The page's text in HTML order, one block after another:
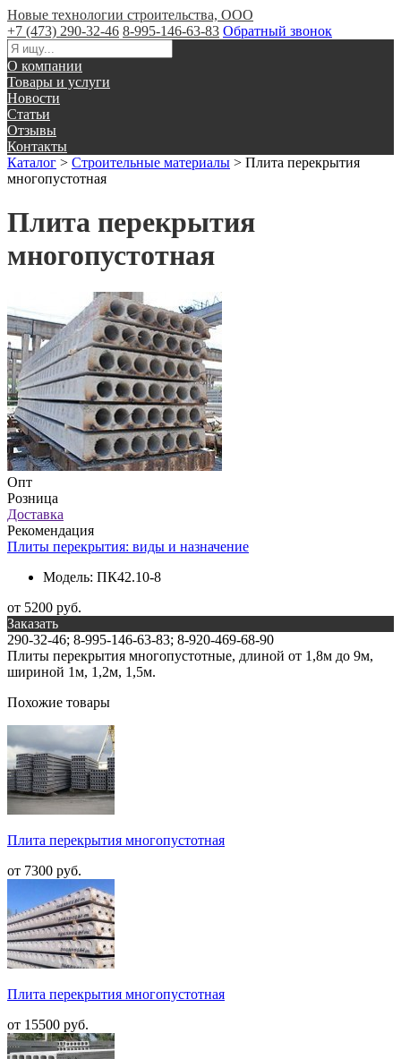
Новые технологии строительства, ООО
+7 (473) 290-32-46 8-995-146-63-83 Обратный звонок
О компании
Товары и услуги
Новости
Статьи
Отзывы
Контакты
Каталог > Строительные материалы > Плита перекрытия
многопустотная
Плита перекрытия
многопустотная
Опт
Розница
Доставка
Рекомендация
Плиты перекрытия: виды и назначение
Модель: ПК42.10-8
от 5200 руб.
Заказать
290-32-46; 8-995-146-63-83; 8-920-469-68-90
Плиты перекрытия многопустотные, длиной от 1,8м до 9м,
шириной 1м, 1,2м, 1,5м.
Похожие товары
Плита перекрытия многопустотная
от 7300 руб.
Плита перекрытия многопустотная
от 15500 руб.